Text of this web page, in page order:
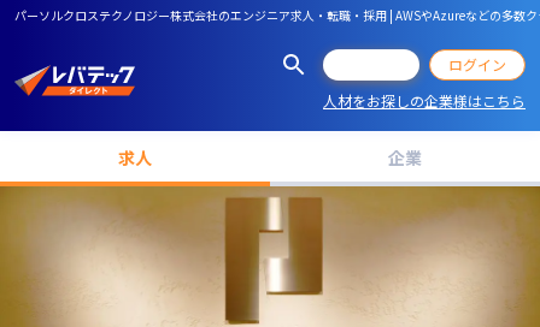
パーソルクロステクノロジー株式会社のエンジニア求人・転職・採用 | AWSやAzureなどの多
ログイン
人材をお探しの企業様はこちら
求人 企業